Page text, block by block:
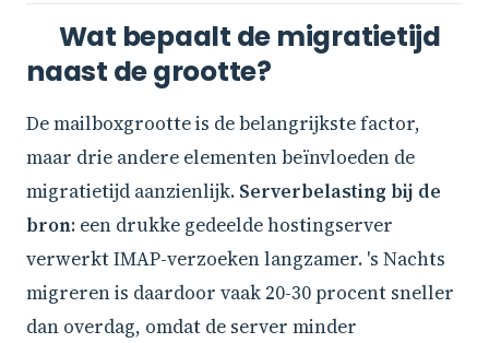
Wat bepaalt de migratietijd
naast de grootte?
De mailboxgrootte is de belangrijkste factor,
maar drie andere elementen beïnvloeden de
migratietijd aanzienlijk. Serverbelasting bij de
bron: een drukke gedeelde hostingserver
verwerkt IMAP-verzoeken langzamer. 's Nachts
migreren is daardoor vaak 20-30 procent sneller
dan overdag, omdat de server minder